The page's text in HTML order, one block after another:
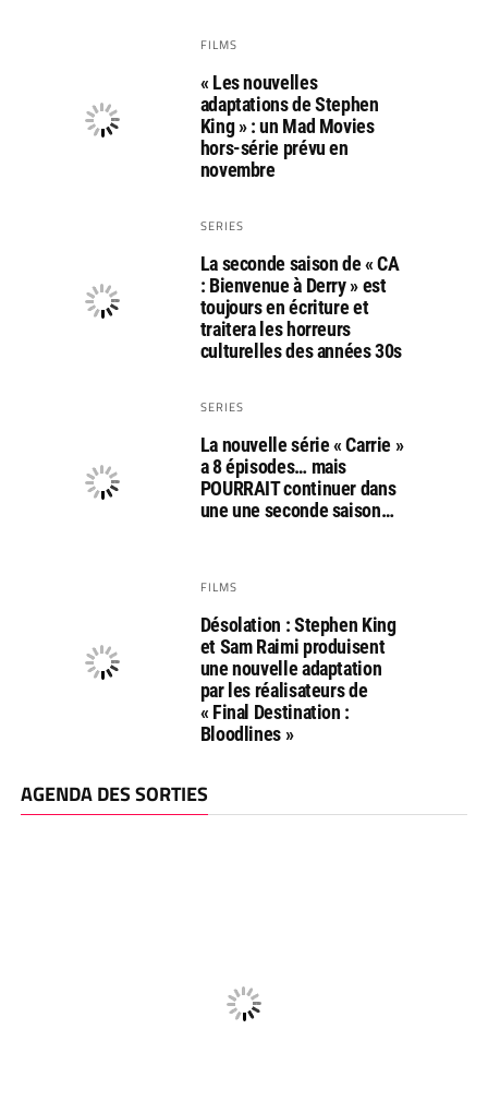
FILMS
« Les nouvelles
adaptations de Stephen
King » : un Mad Movies
hors-série prévu en
novembre
SERIES
La seconde saison de « CA
: Bienvenue à Derry » est
toujours en écriture et
traitera les horreurs
culturelles des années 30s
SERIES
La nouvelle série « Carrie »
a 8 épisodes… mais
POURRAIT continuer dans
une une seconde saison…
FILMS
Désolation : Stephen King
et Sam Raimi produisent
une nouvelle adaptation
par les réalisateurs de
« Final Destination :
Bloodlines »
AGENDA DES SORTIES